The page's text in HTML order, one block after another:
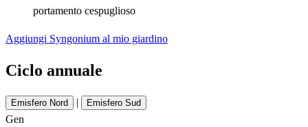
portamento cespuglioso
Aggiungi Syngonium al mio giardino
Ciclo annuale
Emisfero Nord | Emisfero Sud
Gen